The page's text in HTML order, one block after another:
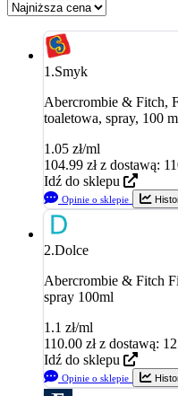
1.Smyk
Abercrombie & Fitch,
toaletowa, spray, 100
1.05 zł/ml
104.99 zł z dostawą:
Idź do sklepu
Opinie o sklepie
2.Dolce
Abercrombie & Fitch
spray 100ml
1.1 zł/ml
110.00 zł z dostawą:
Idź do sklepu
Opinie o sklepie